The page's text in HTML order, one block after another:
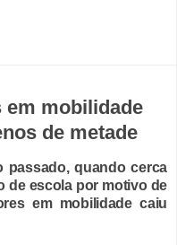
em mobilidade
de metade
passado, quando cerca
de escola por motivo de
em mobilidade caiu